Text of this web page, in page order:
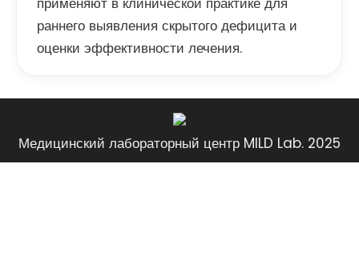
раннего выявления скрытого дефицита и
оценки эффективности лечения.
Медицинский лабораторный центр MILD Lab. 2025